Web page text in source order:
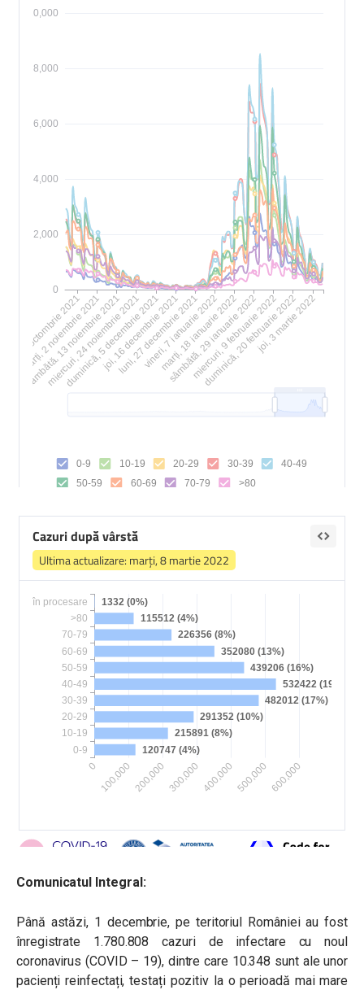
Comunicatul Integral:
Până astăzi, 1 decembrie, pe teritoriul României au fost
înregistrate 1.780.808 cazuri de infectare cu noul
coronavirus (COVID – 19), dintre care 10.348 sunt ale unor
pacienți reinfectați, testați pozitiv la o perioadă mai mare